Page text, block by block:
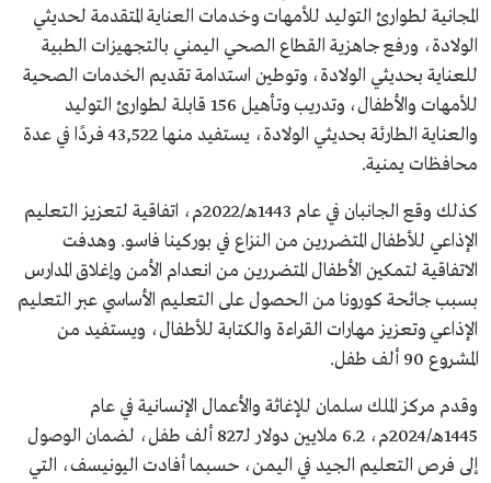
المجانية لطوارئ التوليد للأمهات وخدمات العناية المتقدمة لحديثي
الولادة، ورفع جاهزية القطاع الصحي اليمني بالتجهيزات الطبية
للعناية بحديثي الولادة، وتوطين استدامة تقديم الخدمات الصحية
للأمهات والأطفال، وتدريب وتأهيل 156 قابلة لطوارئ التوليد
والعناية الطارئة بحديثي الولادة، يستفيد منها 43,522 فردًا في عدة
محافظات يمنية.
كذلك وقع الجانبان في عام 1443هـ/2022م، اتفاقية لتعزيز التعليم
الإذاعي للأطفال المتضررين من النزاع في بوركينا فاسو. وهدفت
الاتفاقية لتمكين الأطفال المتضررين من انعدام الأمن وإغلاق المدارس
بسبب جائحة كورونا من الحصول على التعليم الأساسي عبر التعليم
الإذاعي وتعزيز مهارات القراءة والكتابة للأطفال، ويستفيد من
المشروع 90 ألف طفل.
وقدم مركز الملك سلمان للإغاثة والأعمال الإنسانية في عام
1445هـ/2024م، 6.2 ملايين دولار لـ827 ألف طفل، لضمان الوصول
إلى فرص التعليم الجيد في اليمن، حسبما أفادت اليونيسف، التي